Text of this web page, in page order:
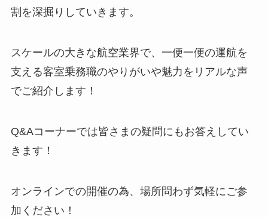
割を深掘りしていきます。
スケールの大きな航空業界で、一便一便の運航を
支える客室乗務職のやりがいや魅力をリアルな声
でご紹介します！
Q&Aコーナーでは皆さまの疑問にもお答えしてい
きます！
オンラインでの開催の為、場所問わず気軽にご参
加ください！